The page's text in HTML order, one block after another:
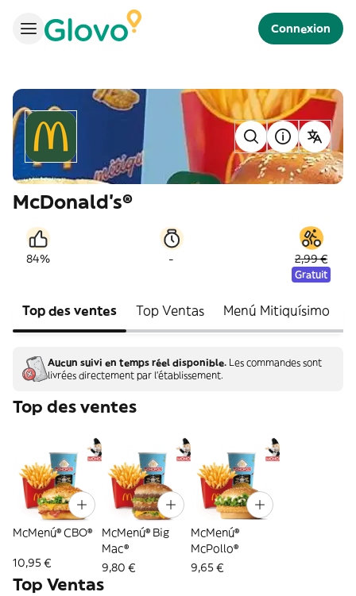
Connexion
McDonald's®
84% - 2,99 €
Gratuit
Top des ventes Top Ventas Menú Mitiquísimo
Aucun suivi en temps réel disponible. Les commandes sont
livrées directement par l'établissement.
Top des ventes
McMenú® CBO®
10,95 €
McMenú® Big
Mac®
9,80 €
McMenú®
McPollo®
9,65 €
Top Ventas